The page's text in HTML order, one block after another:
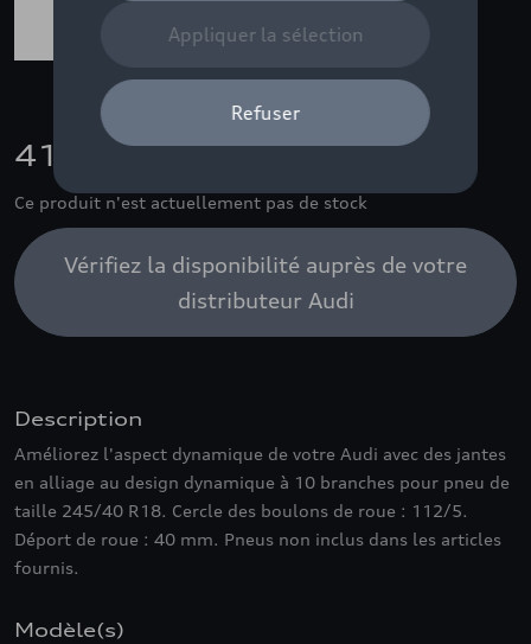
410,00 €
Ce produit n'est actuellement pas de stock
Vérifiez la disponibilité auprès de votre
distributeur Audi
Description
Améliorez l'aspect dynamique de votre Audi avec des jantes
en alliage au design dynamique à 10 branches pour pneu de
taille 245/40 R18. Cercle des boulons de roue : 112/5.
Déport de roue : 40 mm. Pneus non inclus dans les articles
fournis.
Modèle(s)